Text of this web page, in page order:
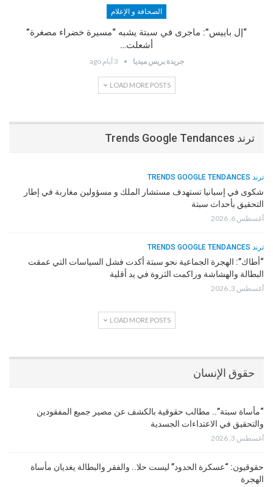
الصحافة و الإعلام
“إل باييس”: ماجرى في سبتة يشبه “مسيرة خضراء مصغرة”
أشعلت…
جريدة بريس ميديا 3 أيام ago
LOAD MORE POSTS
ترند Trends Google Tendances
ترند TRENDS GOOGLE TENDANCES
شكوى في إسبانيا تستهدف مستشار الملك و مسؤولين مغاربة في إطار
التحقيق بأحداث سبتة
أغسطس 6, 2026
ترند TRENDS GOOGLE TENDANCES
“أطاك”: الهجرة الجماعية نحو سبتة أكدت فشل السياسات التي عمقت
البطالة والهشاشة وراكمت الثروة في يد أقلية
أغسطس 3, 2026
LOAD MORE POSTS
حقوق الإنسان
“مأساة سبتة”.. مطالب حقوقية بالكشف عن مصير جميع المفقودين
والتحقيق في الاعتداءات الجسدية
أغسطس 3, 2026
حقوقيون: “عسكرة الحدود” ليست حلا.. والفقر والبطالة يغديان مأساة
الهجرة